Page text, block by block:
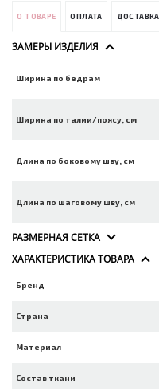
О ТОВАРЕ ОПЛАТА ДОСТАВКА
ЗАМЕРЫ ИЗДЕЛИЯ
Ширина по бедрам
Ширина по талии/поясу, см
Длина по боковому шву, см
Длина по шаговому шву, см
РАЗМЕРНАЯ СЕТКА
ХАРАКТЕРИСТИКА ТОВАРА
Бренд
Страна
Материал
Состав ткани